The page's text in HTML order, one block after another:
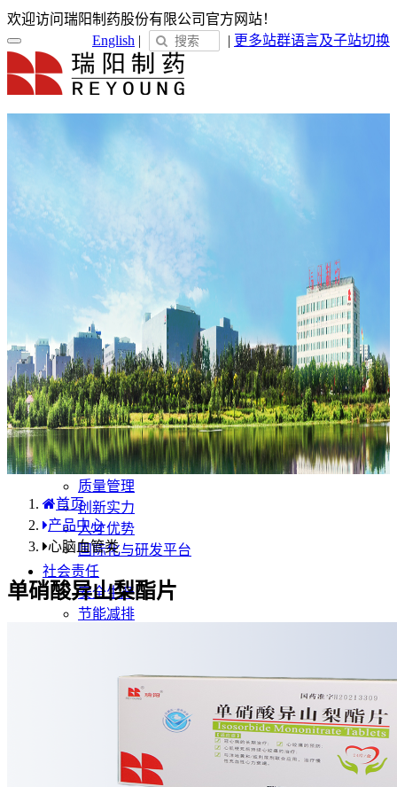
欢迎访问瑞阳制药股份有限公司官方网站！
语言及子站切换
English | | 更多站群
关于瑞阳
瑞阳简介
企业文化
新闻中心
瑞阳动态
通知公告
媒体聚焦
员工天地
企业电子报
产品服务
产品中心
国内分布
学术合规
企业优势
质量管理
创新实力
人才优势
国际化与研发平台
社会责任
安全生产
节能减排
职业健康
不良反应/事件上报
药品说明书安全项修订告知
首页
产品中心
心脑血管类
单硝酸异山梨酯片